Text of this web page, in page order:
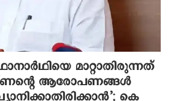
മാറ്റാതിരുന്നത്
ആരോപണങ്ങൾ
കെ